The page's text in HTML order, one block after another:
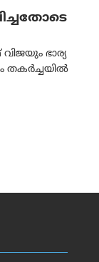
ഭാര്യ
തകർച്ചയിൽ